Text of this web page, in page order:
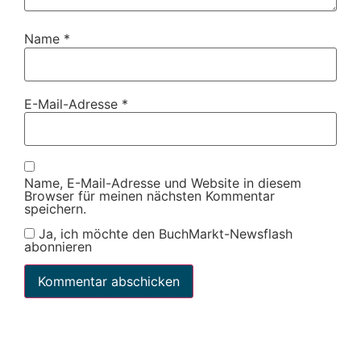
Name *
E-Mail-Adresse *
Name, E-Mail-Adresse und Website in diesem
Browser für meinen nächsten Kommentar
speichern.
Ja, ich möchte den BuchMarkt-Newsflash
abonnieren